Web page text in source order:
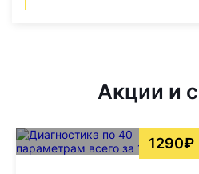
Акции и
1290₽